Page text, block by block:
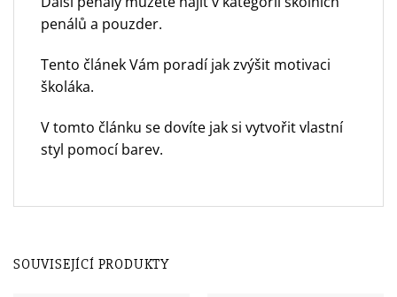
penálů a pouzder.
Tento článek Vám poradíjak zvýšit motivaci
školáka.
V tomto článku se dovíte jak si vytvořit vlastní
styl pomocí barev.
SOUVISEJÍCÍ PRODUKTY